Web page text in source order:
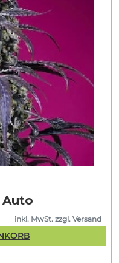
Auto
inkl. MwSt. zzgl. Versand